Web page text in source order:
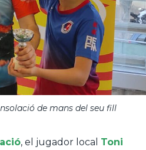
de mans del seu fill
, el jugador local Toni